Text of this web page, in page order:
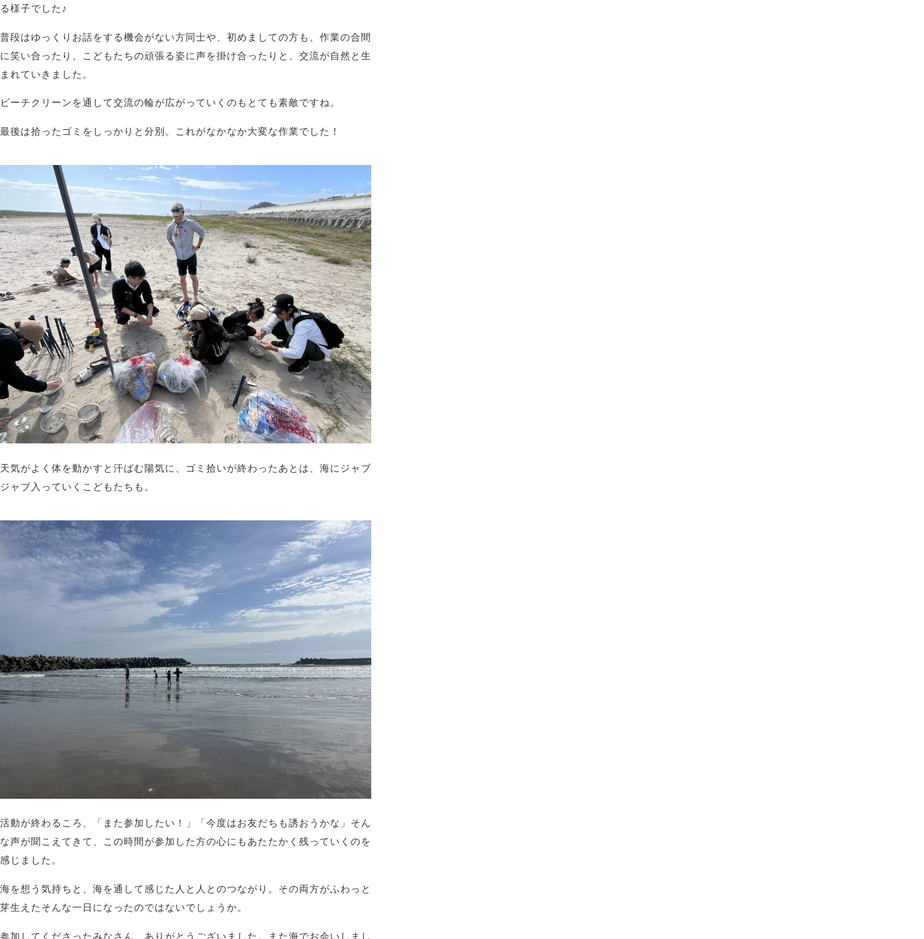
る様子でした♪
普段はゆっくりお話をする機会がない方同士や、初めましての方も、作業の合間
に笑い合ったり、こどもたちの頑張る姿に声を掛け合ったりと、交流が自然と生
まれていきました。
ビーチクリーンを通して交流の輪が広がっていくのもとても素敵ですね。
最後は拾ったゴミをしっかりと分別。これがなかなか大変な作業でした！
天気がよく体を動かすと汗ばむ陽気に、ゴミ拾いが終わったあとは、海にジャブ
ジャブ入っていくこどもたちも。
活動が終わるころ、「また参加したい！」「今度はお友だちも誘おうかな」そん
な声が聞こえてきて、この時間が参加した方の心にもあたたかく残っていくのを
感じました。
海を想う気持ちと、海を通して感じた人と人とのつながり。その両方がふわっと
芽生えたそんな一日になったのではないでしょうか。
参加してくださったみなさん、ありがとうございました。また海でお会いしまし